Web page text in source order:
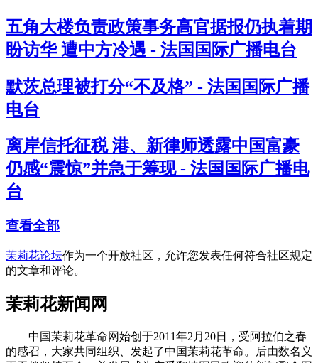
五角大楼负责政策事务高官据报仍执着期
盼访华 遭中方冷遇 - 法国国际广播电台
默茨总理被打分“不及格” - 法国国际广播
电台
离岸信托征税 港、新律师透露中国富豪
仍感“震惊”并急于筹现 - 法国国际广播电
台
查看全部
茉莉花论坛作为一个开放社区，允许您发表任何符合社区规定
的文章和评论。
茉莉花新闻网
中国茉莉花革命网始创于2011年2月20日，受阿拉伯之春
的感召，大家共同组织、发起了中国茉莉花革命。后由数名义